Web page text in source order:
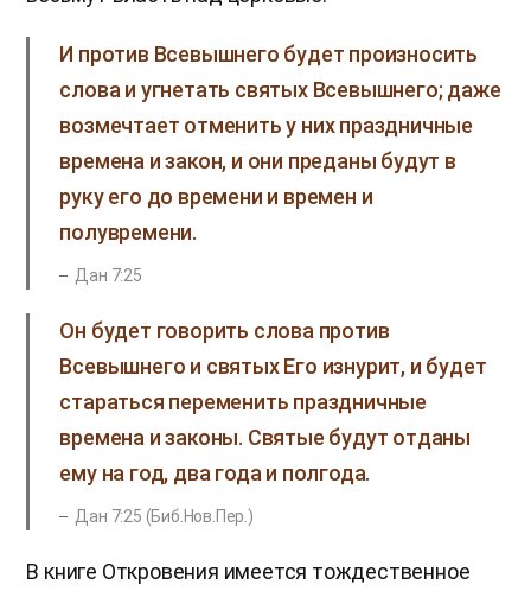
И против Всевышнего будет произносить
слова и угнетать святых Всевышнего; даже
возмечтает отменить у них праздничные
времена и закон, и они преданы будут в
руку его до времени и времен и
полувремени.
Дан 7:25
Он будет говорить слова против
Всевышнего и святых Его изнурит, и будет
стараться переменить праздничные
времена и законы. Святые будут отданы
ему на год, два года и полгода.
Дан 7:25 (Биб.Нов.Пер.)
В книге Откровения имеется тождественное